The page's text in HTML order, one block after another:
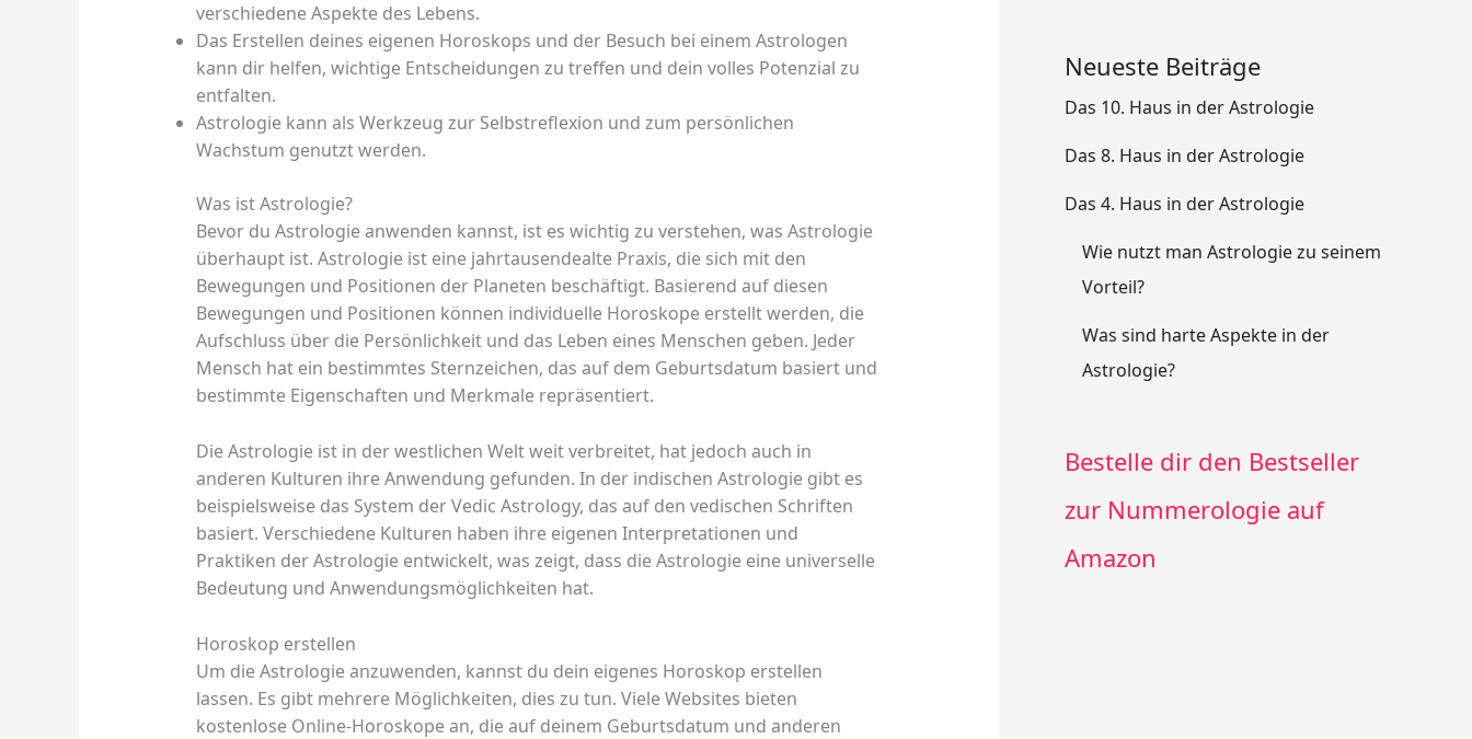
verschiedene Aspekte des Lebens.
Das Erstellen deines eigenen Horoskops und der Besuch bei einem Astrologen
kann dir helfen, wichtige Entscheidungen zu treffen und dein volles Potenzial zu
entfalten.
Astrologie kann als Werkzeug zur Selbstreflexion und zum persönlichen
Wachstum genutzt werden.
Was ist Astrologie?
Bevor du Astrologie anwenden kannst, ist es wichtig zu verstehen, was Astrologie
überhaupt ist. Astrologie ist eine jahrtausendealte Praxis, die sich mit den
Bewegungen und Positionen der Planeten beschäftigt. Basierend auf diesen
Bewegungen und Positionen können individuelle Horoskope erstellt werden, die
Aufschluss über die Persönlichkeit und das Leben eines Menschen geben. Jeder
Mensch hat ein bestimmtes Sternzeichen, das auf dem Geburtsdatum basiert und
bestimmte Eigenschaften und Merkmale repräsentiert.
Die Astrologie ist in der westlichen Welt weit verbreitet, hat jedoch auch in
anderen Kulturen ihre Anwendung gefunden. In der indischen Astrologie gibt es
beispielsweise das System der Vedic Astrology, das auf den vedischen Schriften
basiert. Verschiedene Kulturen haben ihre eigenen Interpretationen und
Praktiken der Astrologie entwickelt, was zeigt, dass die Astrologie eine universelle
Bedeutung und Anwendungsmöglichkeiten hat.
Horoskop erstellen
Um die Astrologie anzuwenden, kannst du dein eigenes Horoskop erstellen
lassen. Es gibt mehrere Möglichkeiten, dies zu tun. Viele Websites bieten
kostenlose Online-Horoskope an, die auf deinem Geburtsdatum und anderen
Neueste Beiträge
Das 10. Haus in der Astrologie
Das 8. Haus in der Astrologie
Das 4. Haus in der Astrologie
Wie nutzt man Astrologie zu seinem
Vorteil?
Was sind harte Aspekte in der
Astrologie?
Bestelle dir den Bestseller
zur Nummerologie auf
Amazon